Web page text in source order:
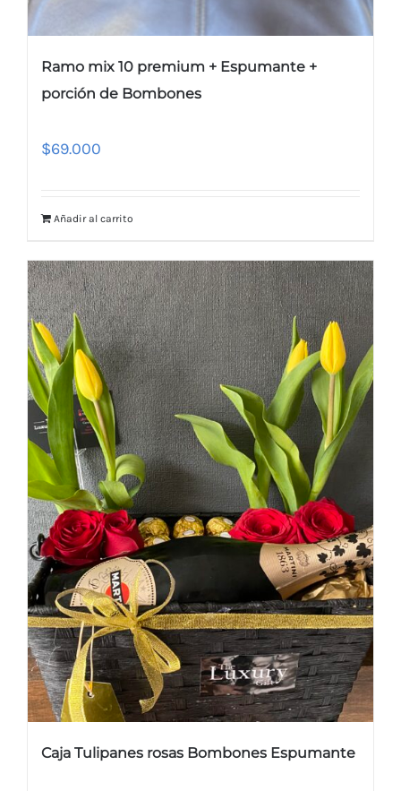
Ramo mix 10 premium + Espumante +
porción de Bombones
$69.000
Añadir al carrito
Caja Tulipanes rosas Bombones Espumante